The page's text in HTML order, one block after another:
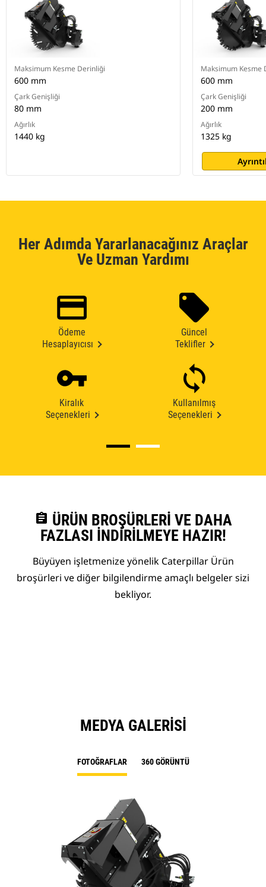
Maksimum Kesme Derinliği
600 mm
Çark Genişliği
80 mm
Ağırlık
1440 kg
Maksimum Kesme
600 mm
Çark Genişliği
200 mm
Ağırlık
1325 kg
Her Adımda Yararlanacağınız Araçlar
Ve Uzman Yardımı
Ödeme
Hesaplayıcısı
Güncel
Teklifler
Kiralık
Seçenekleri
Kullanılmış
Seçenekleri
assignment ÜRÜN BROŞÜRLERI VE DAHA
FAZLASI İNDIRILMEYE HAZIR!
Büyüyen işletmenize yönelik Caterpillar Ürün
broşürleri ve diğer bilgilendirme amaçlı belgeler sizi
bekliyor.
MEDYA GALERISI
FOTOĞRAFLAR 360 GÖRÜNTÜ